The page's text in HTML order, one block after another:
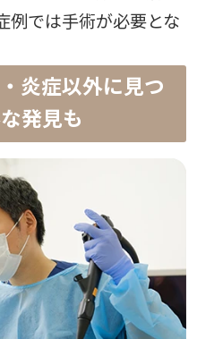
例では手術が必要とな
炎症以外に見つ
発見も